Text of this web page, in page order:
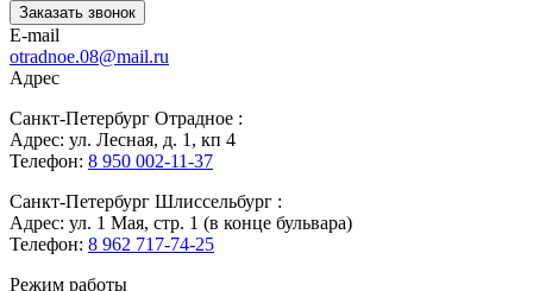
Заказать звонок
E-mail
otradnoe.08@mail.ru
Адрес
Санкт-Петербург Отрадное :
Адрес: ул. Лесная, д. 1, кп 4
Телефон: 8 950 002-11-37
Санкт-Петербург Шлиссельбург :
Адрес: ул. 1 Мая, стр. 1 (в конце бульвара)
Телефон: 8 962 717-74-25
Режим работы